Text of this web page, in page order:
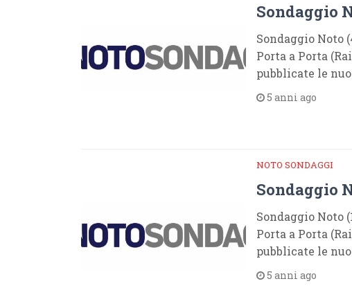
Sondaggio
Sondaggio Noto
Porta a Porta
pubblicate le
5 anni ago
NOTO SONDAGGI
Sondaggio
Sondaggio Noto
Porta a Porta
pubblicate le
5 anni ago